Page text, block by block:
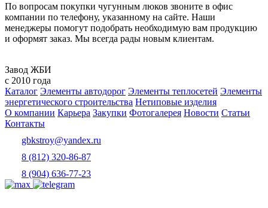
По вопросам покупки чугунным люков звоните в офис
компании по телефону, указанному на сайте. Наши
менеджеры помогут подобрать необходимую вам продукцию
и оформят заказ. Мы всегда рады новым клиентам.
Завод ЖБИ
с 2010 года
Каталог Элементы автодорог Элементы теплосетей Элементы
энергетического строительства Нетиповые изделия
О компании Карьера Закупки Фотогалерея Новости Статьи
Контакты
gbkstroy@yandex.ru
8 (812) 320-86-87
8 (904) 636-77-23